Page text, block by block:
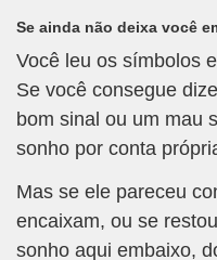
Se ainda não deixa você
Você leu os símbolos
Se você consegue
bom sinal ou um mau
sonho por conta
Mas se ele pareceu
encaixam, ou se
sonho aqui embaixo,